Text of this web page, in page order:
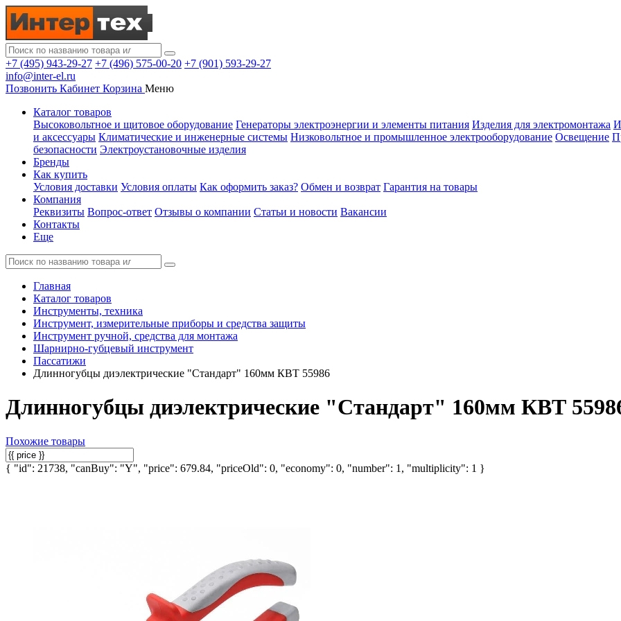
+7 (495) 943-29-27 +7 (496) 575-00-20 +7 (901) 593-29-27
info@inter-el.ru
Позвонить Кабинет Корзина Меню
Каталог товаров
Высоковольтное и щитовое оборудование Генераторы электроэнергии и элементы питания Изделия для электромонтажа
и аксессуары Климатические и инженерные системы Низковольтное и промышленное электрооборудование Освещение
безопасности Электроустановочные изделия
Бренды
Как купить
Условия доставки Условия оплаты Как оформить заказ? Обмен и возврат Гарантия на товары
Компания
Реквизиты Вопрос-ответ Отзывы о компании Статьи и новости Вакансии
Контакты
Еще
Главная
Каталог товаров
Инструменты, техника
Инструмент, измерительные приборы и средства защиты
Инструмент ручной, средства для монтажа
Шарнирно-губцевый инструмент
Пассатижи
Длинногубцы диэлектрические "Стандарт" 160мм КВТ 55986
Длинногубцы диэлектрические "Стандарт" 160мм КВТ
Похожие товары
{ "id": 21738, "canBuy": "Y", "price": 679.84, "priceOld": 0, "economy": 0, "number": 1, "multiplicity": 1 }